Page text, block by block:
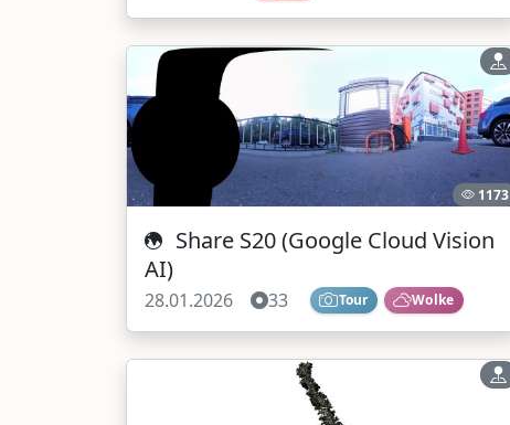
1173
Share S20 (Google Cloud Vision
AI)
28.01.2026 33 Tour Wolke